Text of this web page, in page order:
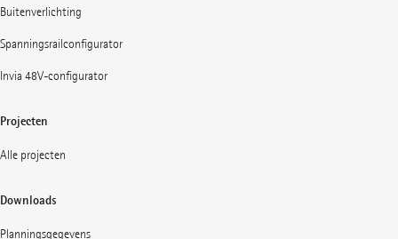
Buitenverlichting
Spanningsrailconfigurator
Invia 48V-configurator
Projecten
Alle projecten
Downloads
Planningsgegevens